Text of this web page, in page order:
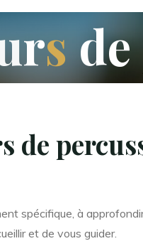
rsde
de
spécifique, à
et de vous guider.